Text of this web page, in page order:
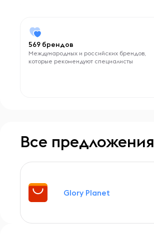
569 брендов
Международных и российских брендов,
которые рекомендуют специалисты
Все предложения
Glory Planet